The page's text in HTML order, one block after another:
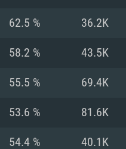
권장 사양
운영체제:
프로세서: Intel
권장 사양
운영체제: Mac OS
프로세서: Core i7
권장 사양
운영체제: Ubuntu
프로세서: Intel
62.5 % 36.2K
58.2 % 43.5K
55.5 % 69.4K
53.6 % 81.6K
54.4 % 40.1K